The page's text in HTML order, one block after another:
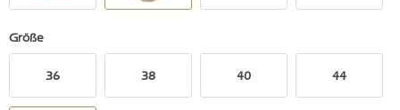
Größe
36 38 40 44